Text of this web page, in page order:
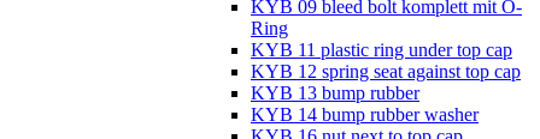
KYB 09 bleed bolt komplett mit O-
Ring
KYB 11 plastic ring under top cap
KYB 12 spring seat against top cap
KYB 13 bump rubber
KYB 14 bump rubber washer